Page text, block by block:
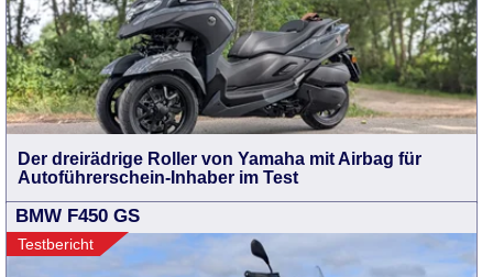
Der dreirädrige Roller von Yamaha mit Airbag für
Autoführerschein-Inhaber im Test
BMW F450 GS
Testbericht